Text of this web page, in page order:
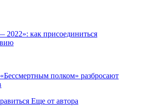
2022»: как присоединиться
полком» разбросают
Еще от автора